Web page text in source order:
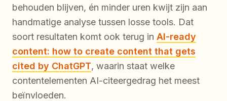
behouden blijven, én minder uren kwijt zijn aan
handmatige analyse tussen losse tools. Dat
soort resultaten komt ook terug in AI-ready
content: how to create content that gets
cited by ChatGPT, waarin staat welke
contentelementen AI-citeergedrag het meest
beïnvloeden.